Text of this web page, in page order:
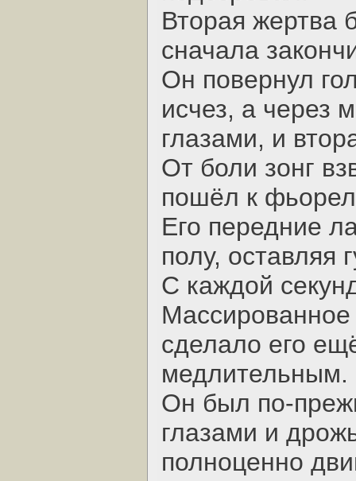
Вторая жертва
сначала
Он повернул
исчез, а через
глазами, и
От боли зонг
пошёл к
Его передние
полу, оставляя
С каждой
Массированное
сделало его
медлительным.
Он был по-
глазами и
полноценно